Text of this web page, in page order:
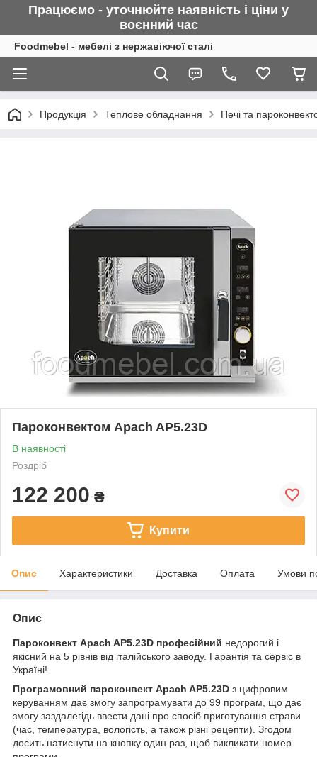
Працюємо - уточнюйте наявність і ціни у
воєнний час
Foodmebel - мебелі з нержавіючої сталі
Продукція Теплове обладнання Печі та
Пароконвектом Apach AP5.23D
В наявності
Роздріб
122 200 ₴
Купити
Опис Характеристики Доставка Оплата Умови
Опис
Пароконвект Apach AP5.23D професійний недорогий і
якісний на 5 рівнів від італійського заводу. Гарантія та сервіс в
Україні!
Програмовний пароконвект Apach AP5.23D з цифровим
керуванням дає змогу запрограмувати до 99 програм, що дає
змогу заздалегідь ввести дані про спосіб приготування страви
(час, температура, вологість, а також різні рецепти). Згодом
досить натиснути на кнопку один раз, щоб викликати номер